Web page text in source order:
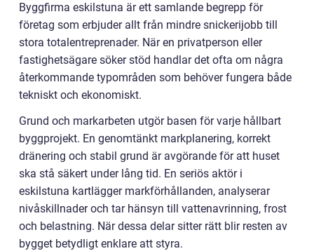
Byggfirma eskilstuna är ett samlande begrepp för
företag som erbjuder allt från mindre snickerijobb till
stora totalentreprenader. När en privatperson eller
fastighetsägare söker stöd handlar det ofta om några
återkommande typområden som behöver fungera både
tekniskt och ekonomiskt.
Grund och markarbeten utgör basen för varje hållbart
byggprojekt. En genomtänkt markplanering, korrekt
dränering och stabil grund är avgörande för att huset
ska stå säkert under lång tid. En seriös aktör i
eskilstuna kartlägger markförhållanden, analyserar
nivåskillnader och tar hänsyn till vattenavrinning, frost
och belastning. När dessa delar sitter rätt blir resten av
bygget betydligt enklare att styra.